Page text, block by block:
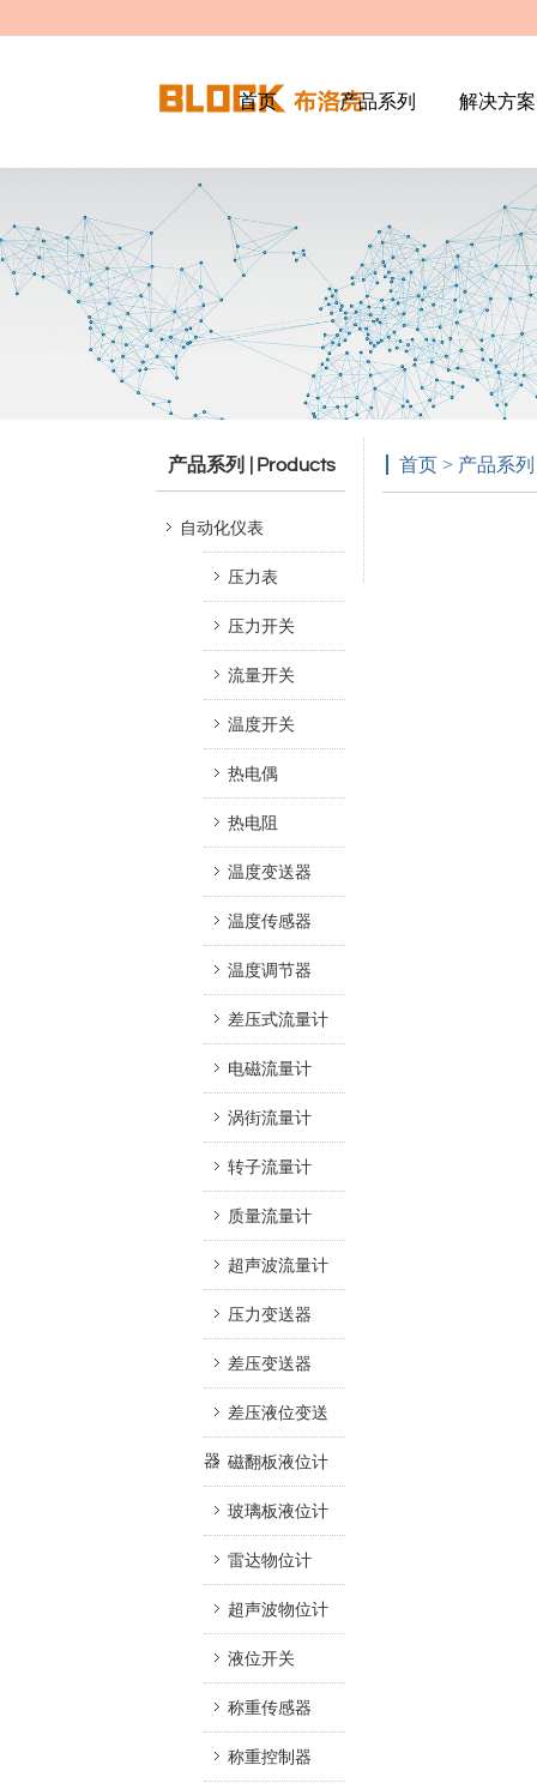
首页 产品系列 解决方案
产品系列 | Products
自动化仪表
压力表
压力开关
流量开关
温度开关
热电偶
热电阻
温度变送器
温度传感器
温度调节器
差压式流量计
电磁流量计
涡街流量计
转子流量计
质量流量计
超声波流量计
压力变送器
差压变送器
差压液位变送
器 磁翻板液位计
玻璃板液位计
雷达物位计
超声波物位计
液位开关
称重传感器
称重控制器
首页 > 产品系